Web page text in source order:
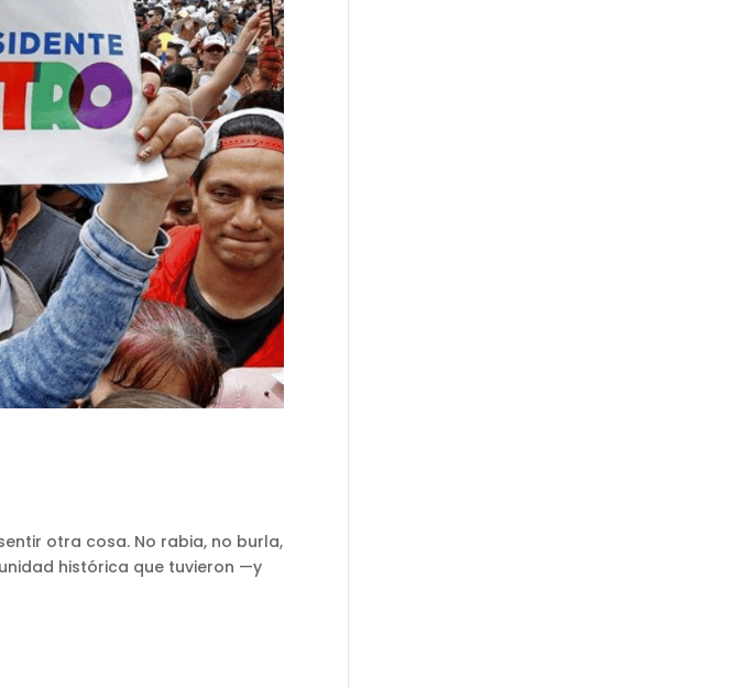
otra cosa. No rabia, no burla,
histórica que tuvieron —y